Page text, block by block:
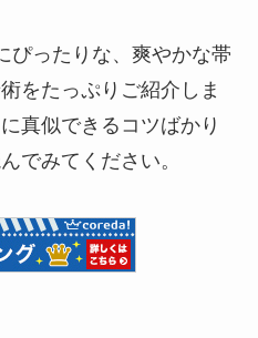
ぴったりな、爽やかな帯
をたっぷりご紹介しま
真似できるコツばかり
でみてください。